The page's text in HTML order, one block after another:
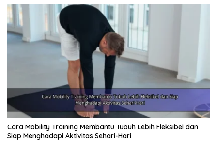
Cara Mobility Training Membantu Tubuh Lebih Fleksibel dan
Siap Menghadapi Aktivitas Sehari-Hari